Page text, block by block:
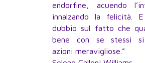
endorfine, acuendo
innalzando la felicità.
dubbio sul fatto che
bene con se stessi si
azioni meravigliose.”